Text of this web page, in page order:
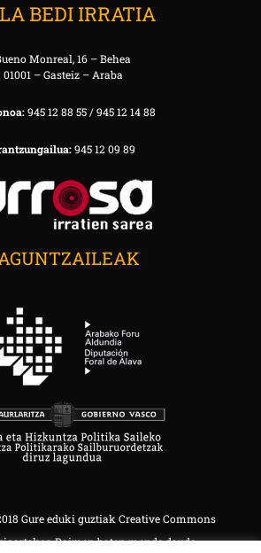
BEDI IRRATIA
Monreal, 16 – Behea
01001 – Gasteiz – Araba
945 12 88 55 / 945 12 14 88
945 12 09 89
Gure eduki guztiak Creative Commons
Baimen baten mende daude.